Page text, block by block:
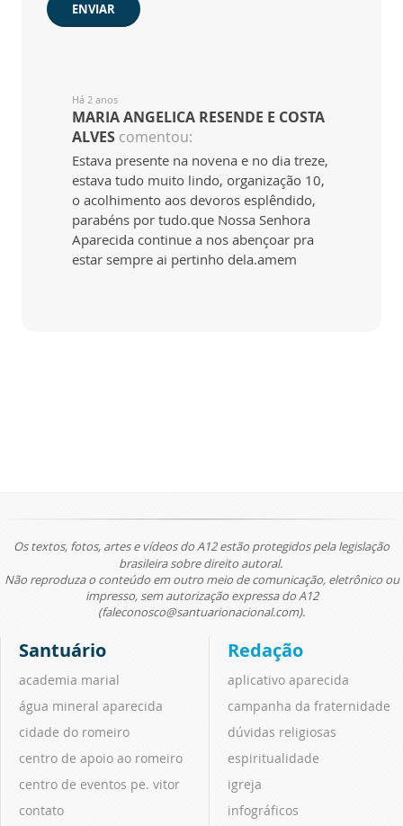
ENVIAR
Há 2 anos
MARIA ANGELICA RESENDE E COSTA
ALVES comentou:
Estava presente na novena e no dia treze,
estava tudo muito lindo, organização 10,
o acolhimento aos devoros esplêndido,
parabéns por tudo.que Nossa Senhora
Aparecida continue a nos abençoar pra
estar sempre ai pertinho dela.amem
Os textos, fotos, artes e vídeos do A12 estão protegidos pela legislação
brasileira sobre direito autoral.
Não reproduza o conteúdo em outro meio de comunicação, eletrônico ou
impresso, sem autorização expressa do A12
(faleconosco@santuarionacional.com).
Santuário
academia marial
água mineral aparecida
cidade do romeiro
centro de apoio ao romeiro
centro de eventos pe. vitor
contato
Redação
aplicativo aparecida
campanha da fraternidade
dúvidas religiosas
espiritualidade
igreja
infográficos